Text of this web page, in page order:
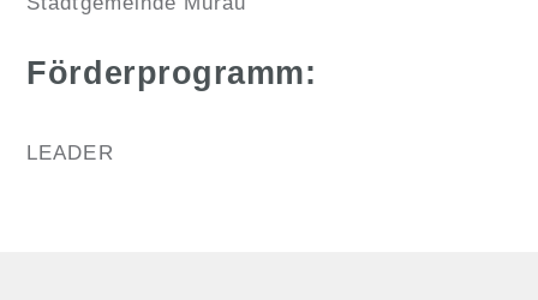
Förderprogramm:
LEADER